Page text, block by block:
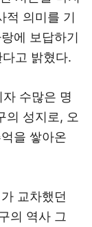
적 의미를 기
에 보답하기
다고 밝혔다.
수많은 명
의 성지로, 오
을 쌓아온
교차했던
의 역사 그